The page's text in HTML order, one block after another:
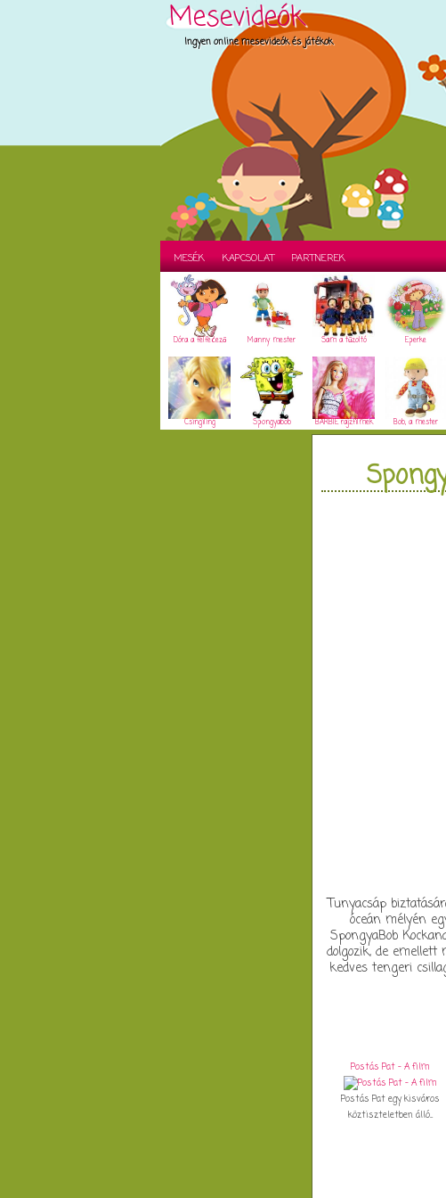
Mesevideók
Ingyen online mesevideók és játékok
MESÉK KAPCSOLAT PARTNEREK
Dóra a felfedező Manny mester Sam a tűzoltó Eperke
Csingiling Spongyabob BARBIE rajzfilmek Bob, a mester
Tunyacsáp
óceán mélyén
SpongyaBob
dolgozik, de emellett
kedves tengeri
Postás Pat - A film
Postás Pat egy kisváros
köztiszteletben álló...